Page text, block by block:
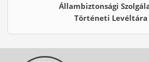
Állambiztonsági
Történeti Levéltára